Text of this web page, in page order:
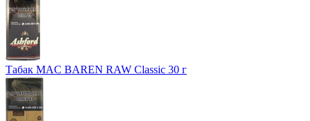
Табак MAC BAREN RAW Classic 30 г